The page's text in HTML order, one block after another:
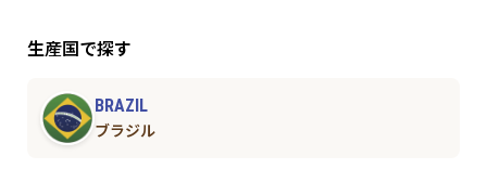
生産国で探す
BRAZIL
ブラジル